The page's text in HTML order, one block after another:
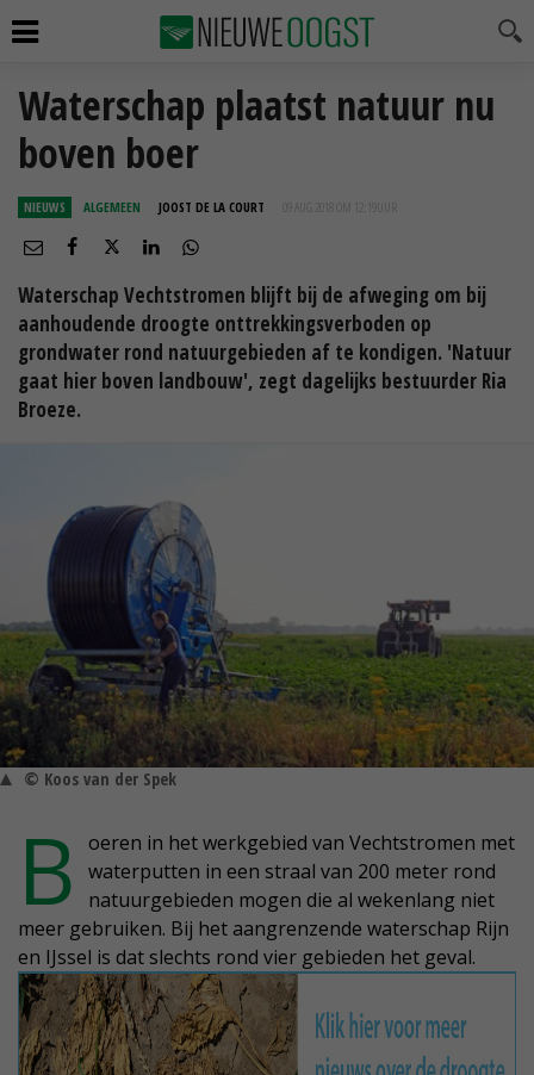
Waterschap plaatst natuur nu
boven boer
NIEUWS ALGEMEEN JOOST DE LA COURT 09 AUG 2018 OM 12:19
Waterschap Vechtstromen blijft bij de afweging om bij
aanhoudende droogte onttrekkingsverboden op
grondwater rond natuurgebieden af te kondigen. 'Natuur
gaat hier boven landbouw', zegt dagelijks bestuurder Ria
Broeze.
© Koos van der Spek
B
oeren in het werkgebied van Vechtstromen met
waterputten in een straal van 200 meter rond
natuurgebieden mogen die al wekenlang niet
meer gebruiken. Bij het aangrenzende waterschap Rijn
en IJssel is dat slechts rond vier gebieden het geval.